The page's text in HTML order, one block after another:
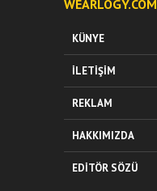
WEARLOGY.COM
KÜNYE
İLETIŞIM
REKLAM
HAKKIMIZDA
EDITÖR SÖZÜ